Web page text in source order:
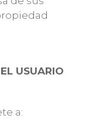
USUARIO
a: